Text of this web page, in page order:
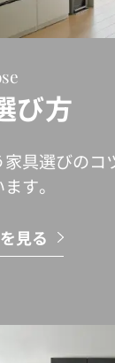
び方
具選びのコ
す。
見る